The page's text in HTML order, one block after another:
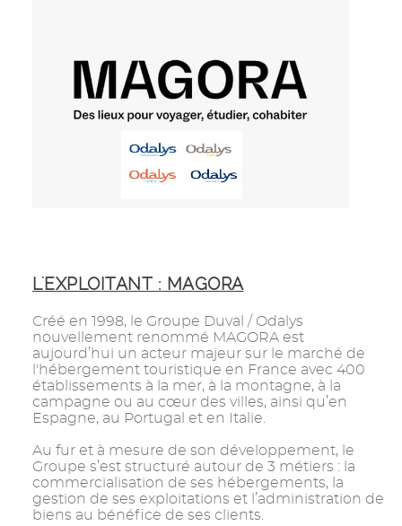
L'EXPLOITANT : MAGORA
Créé en 1998, le Groupe Duval / Odalys
nouvellement renommé MAGORA est
aujourd’hui un acteur majeur sur le marché de
l'hébergement touristique en France avec 400
établissements à la mer, à la montagne, à la
campagne ou au cœur des villes, ainsi qu’en
Espagne, au Portugal et en Italie.
Au fur et à mesure de son développement, le
Groupe s’est structuré autour de 3 métiers : la
commercialisation de ses hébergements, la
gestion de ses exploitations et l’administration de
biens au bénéfice de ses clients.